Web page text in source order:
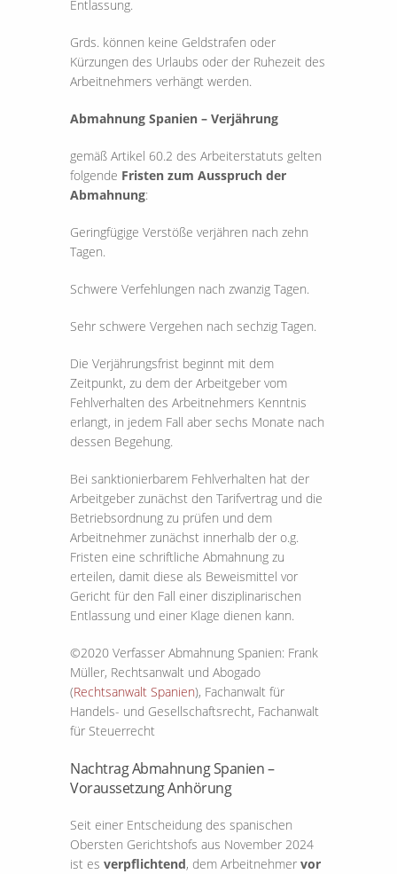
Entlassung.
Grds. können keine Geldstrafen oder
Kürzungen des Urlaubs oder der Ruhezeit des
Arbeitnehmers verhängt werden.
Abmahnung Spanien – Verjährung
gemäß Artikel 60.2 des Arbeiterstatuts gelten
folgende Fristen zum Ausspruch der
Abmahnung:
Geringfügige Verstöße verjähren nach zehn
Tagen.
Schwere Verfehlungen nach zwanzig Tagen.
Sehr schwere Vergehen nach sechzig Tagen.
Die Verjährungsfrist beginnt mit dem
Zeitpunkt, zu dem der Arbeitgeber vom
Fehlverhalten des Arbeitnehmers Kenntnis
erlangt, in jedem Fall aber sechs Monate nach
dessen Begehung.
Bei sanktionierbarem Fehlverhalten hat der
Arbeitgeber zunächst den Tarifvertrag und die
Betriebsordnung zu prüfen und dem
Arbeitnehmer zunächst innerhalb der o.g.
Fristen eine schriftliche Abmahnung zu
erteilen, damit diese als Beweismittel vor
Gericht für den Fall einer disziplinarischen
Entlassung und einer Klage dienen kann.
©2020 Verfasser Abmahnung Spanien: Frank
Müller, Rechtsanwalt und Abogado
(Rechtsanwalt Spanien), Fachanwalt für
Handels- und Gesellschaftsrecht, Fachanwalt
für Steuerrecht
Nachtrag Abmahnung Spanien –
Voraussetzung Anhörung
Seit einer Entscheidung des spanischen
Obersten Gerichtshofs aus November 2024
ist es verpflichtend, dem Arbeitnehmer vor